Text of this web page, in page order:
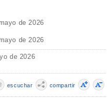
de 2026
de 2026
de 2026
compartir
escuchar